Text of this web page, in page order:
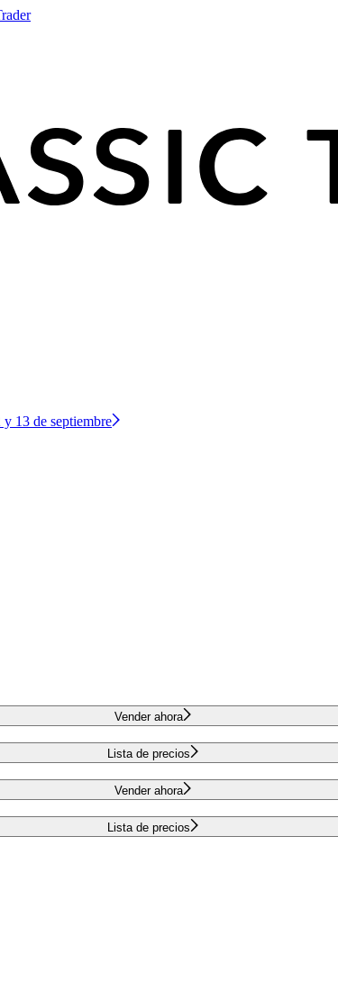
13 de septiembre
Vender ahora
Lista de precios
Vender ahora
Lista de precios